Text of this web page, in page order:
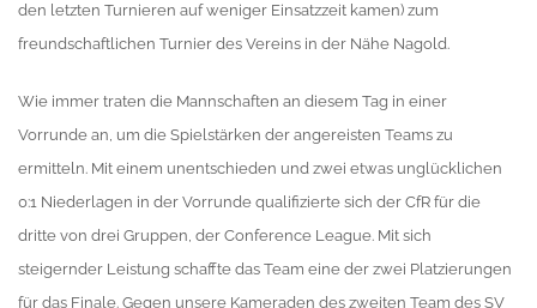
den letzten Turnieren auf weniger Einsatzzeit kamen) zum
freundschaftlichen Turnier des Vereins in der Nähe Nagold.
Wie immer traten die Mannschaften an diesem Tag in einer
Vorrunde an, um die Spielstärken der angereisten Teams zu
ermitteln. Mit einem unentschieden und zwei etwas unglücklichen
0:1 Niederlagen in der Vorrunde qualifizierte sich der CfR für die
dritte von drei Gruppen, der Conference League. Mit sich
steigernder Leistung schaffte das Team eine der zwei Platzierungen
für das Finale. Gegen unsere Kameraden des zweiten Team des SV